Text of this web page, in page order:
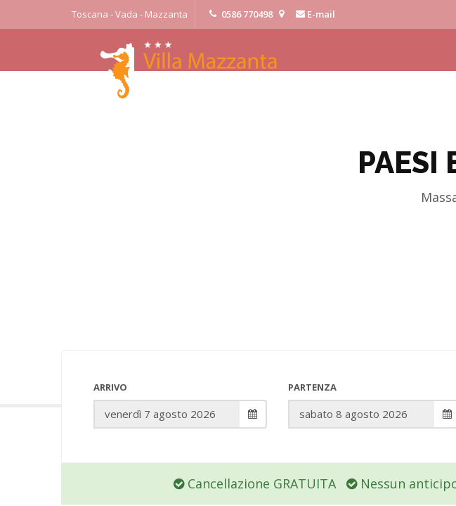
Toscana - Vada - Mazzanta 0586 770498 E-mail
PAESI
ARRIVO PARTENZA
Cancellazione GRATUITA Nessun